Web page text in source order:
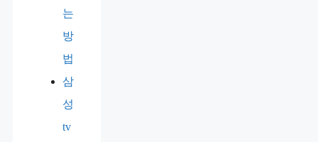
는
방
법
삼
성
tv